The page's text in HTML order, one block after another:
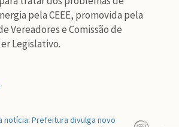
pela CEEE, promovida pela
Vereadores e Comissão de
Legislativo.